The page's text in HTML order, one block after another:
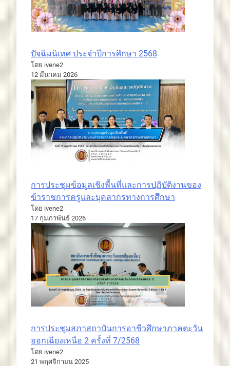
ปัจฉิมนิเทศ ประจำปีการศึกษา 2568
โดย ivene2
12 มีนาคม 2026
การประชุมข้อมูลเชิงพื้นที่และการปฏิบัติงานของ
ข้าราชการครูและบุคลากรทางการศึกษา
โดย ivene2
17 กุมภาพันธ์ 2026
การประชุมสภาสถาบันการอาชีวศึกษาภาคตะวัน
ออกเฉียงเหนือ 2 ครั้งที่ 7/2568
โดย ivene2
21 พฤศจิกายน 2025